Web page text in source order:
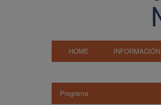
HOME INFORMACIÓN
Programa